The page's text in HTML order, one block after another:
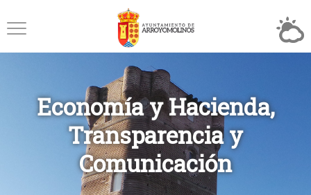
Economía y Hacienda,
Transparencia y
Comunicación